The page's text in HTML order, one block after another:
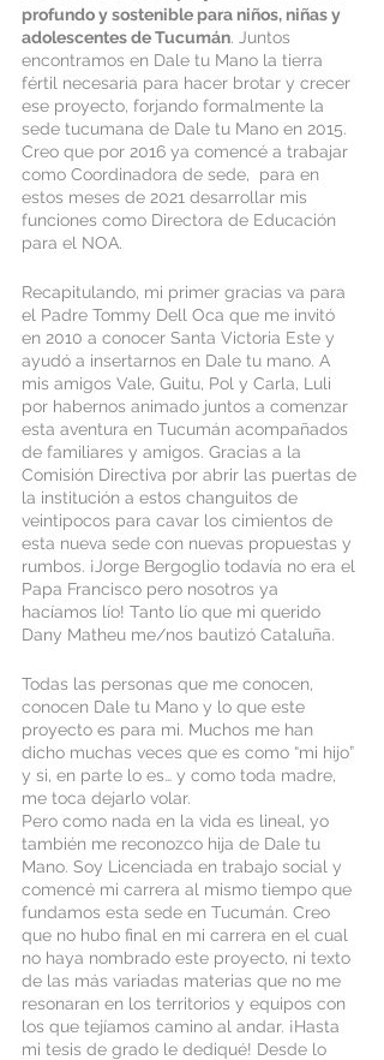
profundo y sostenible para niños, niñas y
adolescentes de Tucumán. Juntos
encontramos en Dale tu Mano la tierra
fértil necesaria para hacer brotar y crecer
ese proyecto, forjando formalmente la
sede tucumana de Dale tu Mano en 2015.
Creo que por 2016 ya comencé a trabajar
como Coordinadora de sede,  para en
estos meses de 2021 desarrollar mis
funciones como Directora de Educación
para el NOA.
Recapitulando, mi primer gracias va para
el Padre Tommy Dell Oca que me invitó
en 2010 a conocer Santa Victoria Este y
ayudó a insertarnos en Dale tu mano. A
mis amigos Vale, Guitu, Pol y Carla, Luli
por habernos animado juntos a comenzar
esta aventura en Tucumán acompañados
de familiares y amigos. Gracias a la
Comisión Directiva por abrir las puertas de
la institución a estos changuitos de
veintipocos para cavar los cimientos de
esta nueva sede con nuevas propuestas y
rumbos. ¡Jorge Bergoglio todavía no era el
Papa Francisco pero nosotros ya
hacíamos lío! Tanto lío que mi querido
Dany Matheu me/nos bautizó Cataluña.
Todas las personas que me conocen,
conocen Dale tu Mano y lo que este
proyecto es para mi. Muchos me han
dicho muchas veces que es como “mi hijo”
y si, en parte lo es… y como toda madre,
me toca dejarlo volar.
Pero como nada en la vida es lineal, yo
también me reconozco hija de Dale tu
Mano. Soy Licenciada en trabajo social y
comencé mi carrera al mismo tiempo que
fundamos esta sede en Tucumán. Creo
que no hubo final en mi carrera en el cual
no haya nombrado este proyecto, ni texto
de las más variadas materias que no me
resonaran en los territorios y equipos con
los que tejíamos camino al andar. ¡Hasta
mi tesis de grado le dediqué! Desde lo